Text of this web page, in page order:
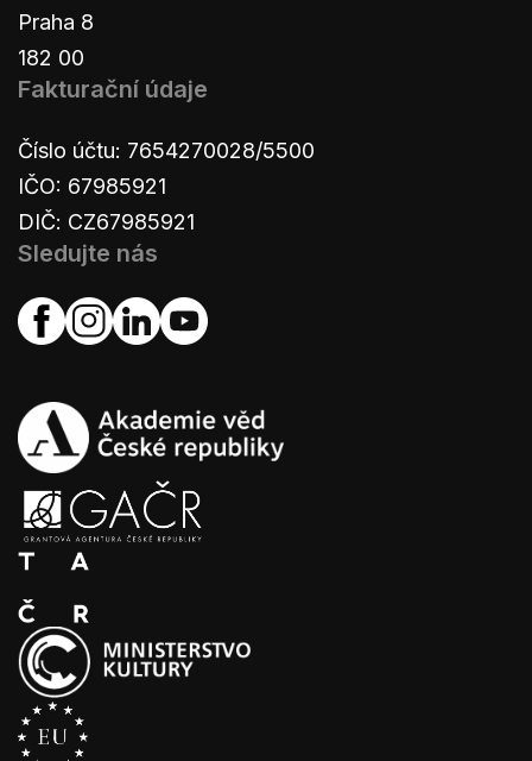
Praha 8
182 00
Fakturační údaje
Číslo účtu: 7654270028/5500
IČO: 67985921
DIČ: CZ67985921
Sledujte nás